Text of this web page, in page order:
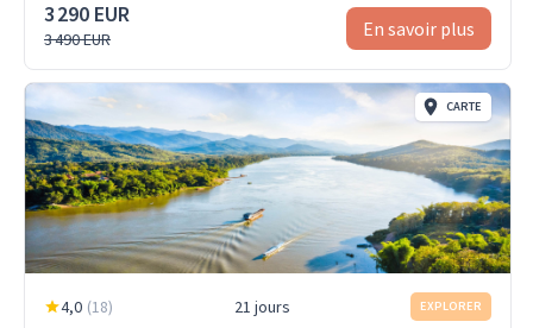
3 290 EUR
3 490 EUR En savoir plus
CARTE
4,0 (18) 21 jours EXPLORER